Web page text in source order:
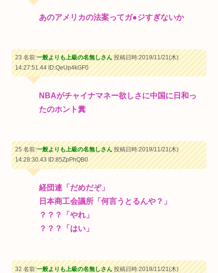
あのアメリカの法案ってガ●ジすぎないか
23 名前:一般よりも上級の名無しさん投稿日時:2019/11/21(木)
14:27:51.44ID:QeUp4kGF0
NBAがチャイナマネー欲しさに中国に日和っ
たのホント糞
25 名前:一般よりも上級の名無しさん投稿日時:2019/11/21(木)
14:28:30.43ID:85ZpPhQB0
経団連「だめだぞ」
日本商工会議所「何言うとるんや？」
？？？「やれ」
？？？「はい」
32 名前:一般よりも上級の名無しさん投稿日時:2019/11/21(木)